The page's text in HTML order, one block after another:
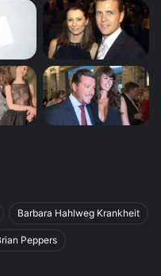
Barbara Hahlweg Krankheit
Peppers